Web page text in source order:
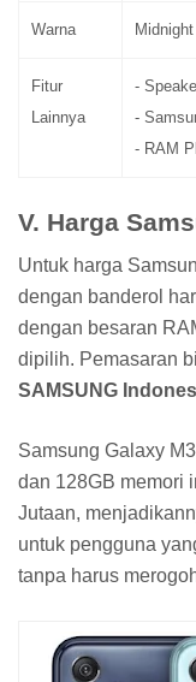
Warna
Fitur
Lainnya
-
-
- RAM
V. Harga
Untuk harga
dengan banderol
dengan besaran
dipilih. Pemasaran
SAMSUNG
Samsung Galaxy
dan 128GB memori
Jutaan,
untuk pengguna
tanpa harus